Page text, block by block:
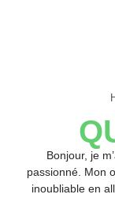
Bonjour, je
passionné. Mon
inoubliable en